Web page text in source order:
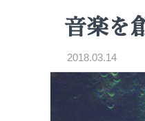
音楽を
2018.03.14